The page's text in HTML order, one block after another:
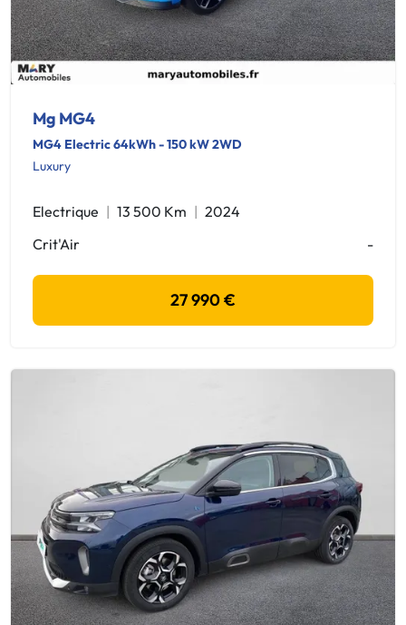
Mg MG4
MG4 Electric 64kWh - 150 kW 2WD
Luxury
Electrique 13 500 Km
2024
Crit'Air
-
27 990 €